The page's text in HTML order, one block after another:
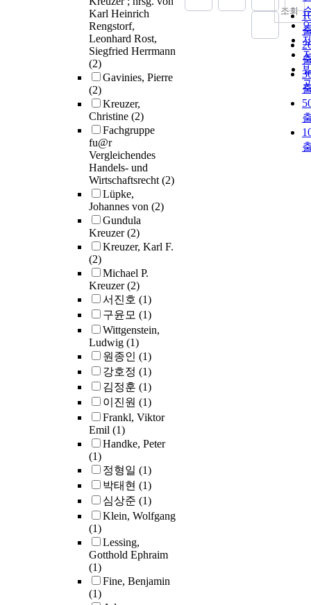
Karl Heinrich
Rengstorf,
Leonhard Rost,
Siegfried Herrmann
(2)
Gavinies, Pierre
(2)
Kreuzer,
Christine (2)
Fachgruppe
fu@r
Vergleichendes
Handels- und
Wirtschaftsrecht(2)
Lüpke,
Johannes von (2)
Gundula
Kreuzer(2)
Kreuzer, Karl F.
(2)
Michael P.
Kreuzer(2)
서진호 (1)
구윤모 (1)
Wittgenstein,
Ludwig (1)
원종인 (1)
강호정 (1)
김정훈 (1)
이진원 (1)
Frankl, Viktor
Emil (1)
Handke, Peter
(1)
정형일 (1)
박태현 (1)
심상준 (1)
Klein, Wolfgang
(1)
Lessing,
Gotthold Ephraim
(1)
Fine, Benjamin
(1)
조회